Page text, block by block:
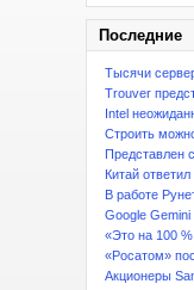
Последние
Тысячи
Trouver
Intel
Строить
Представлен
Китай
В работе
Google
«Это на 100
«Росатом»
Акционеры